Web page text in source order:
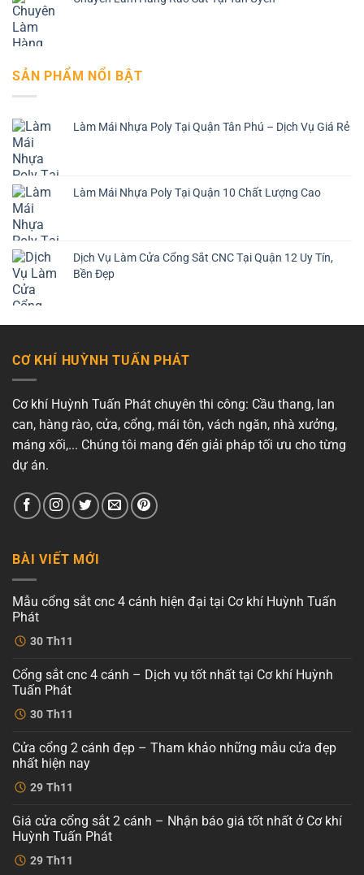
SẢN PHẨM NỔI BẬT
Làm Mái Nhựa Poly Tại Quận Tân Phú – Dịch Vụ Giá Rẻ
Làm Mái Nhựa Poly Tại Quận 10 Chất Lượng Cao
Dịch Vụ Làm Cửa Cổng Sắt CNC Tại Quận 12 Uy Tín,
Bền Đẹp
CƠ KHÍ HUỲNH TUẤN PHÁT
Cơ khí Huỳnh Tuấn Phát chuyên thi công: Cầu thang, lan
can, hàng rào, cửa, cổng, mái tôn, vách ngăn, nhà xưởng,
máng xối,... Chúng tôi mang đến giải pháp tối ưu cho từng
dự án.
BÀI VIẾT MỚI
30 Th11
Mẫu cổng sắt cnc 4 cánh hiện đại tại Cơ khí Huỳnh Tuấn
Phát
Không
có
ở
Mẫu
cổng
sắt
cnc
hiện
đại
tại
Cơ
khí
Phát
30 Th11
Cổng sắt cnc 4 cánh – Dịch vụ tốt nhất tại Cơ khí Huỳnh
Tuấn Phát
Không
có
ở
Cổng
sắt
cnc
4
Dịch
vụ
tốt
nhất
tại
29 Th11
Cửa cổng 2 cánh đẹp – Tham khảo những mẫu cửa đẹp
nhất hiện nay
Không
có
ở
Cửa
cổng
cánh 29 Th11
Giá cửa cổng sắt 2 cánh – Nhận báo giá tốt nhất ở Cơ khí
Huỳnh Tuấn Phát
Không
có